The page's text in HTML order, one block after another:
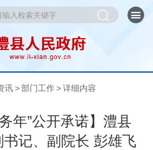
讯 > 部门工作 > 详细内容
年”公开承诺】澧县
书记、副院长 彭雄飞